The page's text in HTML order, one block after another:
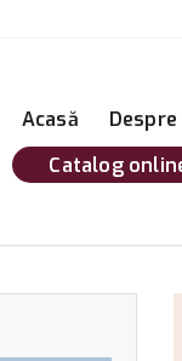
Acasă
Catalog